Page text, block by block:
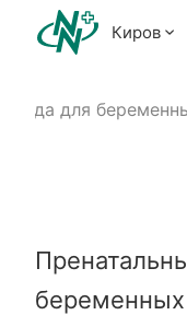
Киров
для
беременных